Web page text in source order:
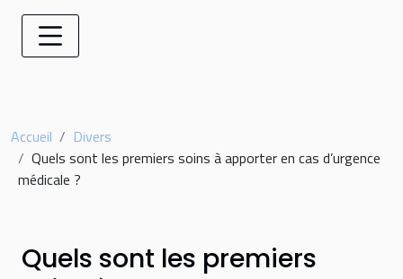
Accueil
Divers
Quels sont les premiers soins à apporter en cas d’urgence
médicale ?
Quels sont les premiers